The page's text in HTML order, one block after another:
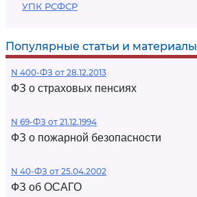
УПК РСФСР
Популярные статьи и материалы
N 400-ФЗ от 28.12.2013
ФЗ о страховых пенсиях
N 69-ФЗ от 21.12.1994
ФЗ о пожарной безопасности
N 40-ФЗ от 25.04.2002
ФЗ об ОСАГО